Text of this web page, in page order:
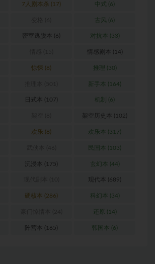
7人剧本杀 (17) 中式 (6)
古风 (6)
密室逃脱本 (6) 对抗本 (33)
情感剧本 (14)
惊悚 (8) 推理 (30)
新手本 (164)
日式本 (107) 机制 (6)
架空历史本 (102)
欢乐 (8) 欢乐本 (317)
民国本 (103)
沉浸本 (175) 玄幻本 (44)
现代本 (689)
硬核本 (286) 科幻本 (34)
还原 (14)
阵营本 (165) 韩国本 (6)